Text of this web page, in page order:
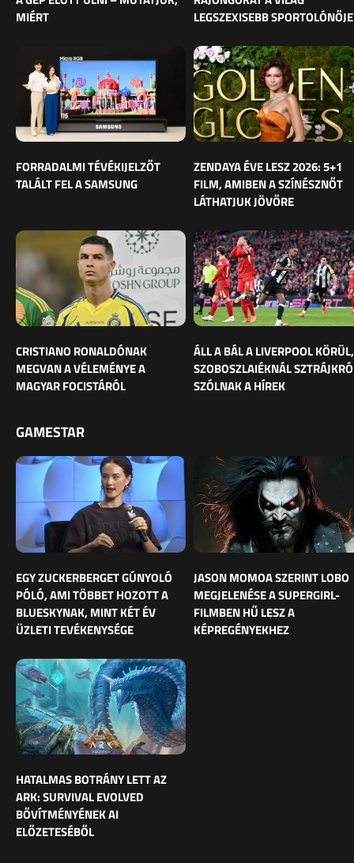
MIÉRT
LEGSZEXISEBB SPORTOLÓNŐJE
FORRADALMI TÉVÉKIJELZŐT
TALÁLT FEL A SAMSUNG
ZENDAYA ÉVE LESZ 2026: 5+1
FILM, AMIBEN A SZÍNÉSZNŐT
LÁTHATJUK JÖVŐRE
CRISTIANO RONALDÓNAK
MEGVAN A VÉLEMÉNYE A
MAGYAR FOCISTÁRÓL
ÁLL A BÁL A LIVERPOOL KÖRÜL,
SZOBOSZLAIÉKNÁL
SZÓLNAK A HÍREK
GAMESTAR
EGY ZUCKERBERGET GÚNYOLÓ
PÓLÓ, AMI TÖBBET HOZOTT A
BLUESKYNAK, MINT KÉT ÉV
ÜZLETI TEVÉKENYSÉGE
JASON MOMOA SZERINT LOBO
MEGJELENÉSE A SUPERGIRL-
FILMBEN HŰ LESZ A
KÉPREGÉNYEKHEZ
HATALMAS BOTRÁNY LETT AZ
ARK: SURVIVAL EVOLVED
BŐVÍTMÉNYÉNEK AI
ELŐZETESÉBŐL